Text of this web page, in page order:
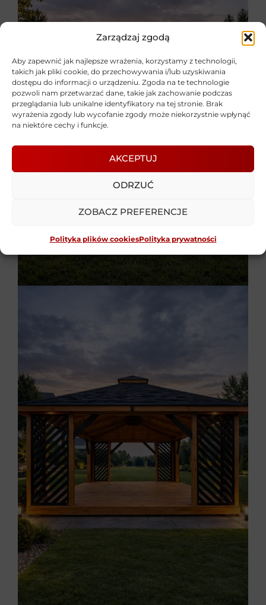
Zarządzaj zgodą
Aby zapewnić jak najlepsze wrażenia, korzystamy z technologii,
takich jak pliki cookie, do przechowywania i/lub uzyskiwania
dostępu do informacji o urządzeniu. Zgoda na te technologie
pozwoli nam przetwarzać dane, takie jak zachowanie podczas
przeglądania lub unikalne identyfikatory na tej stronie. Brak
wyrażenia zgody lub wycofanie zgody może niekorzystnie wpłynąć
na niektóre cechy i funkcje.
AKCEPTUJ
ODRZUĆ
ZOBACZ PREFERENCJE
Polityka plików cookiesPolityka prywatności